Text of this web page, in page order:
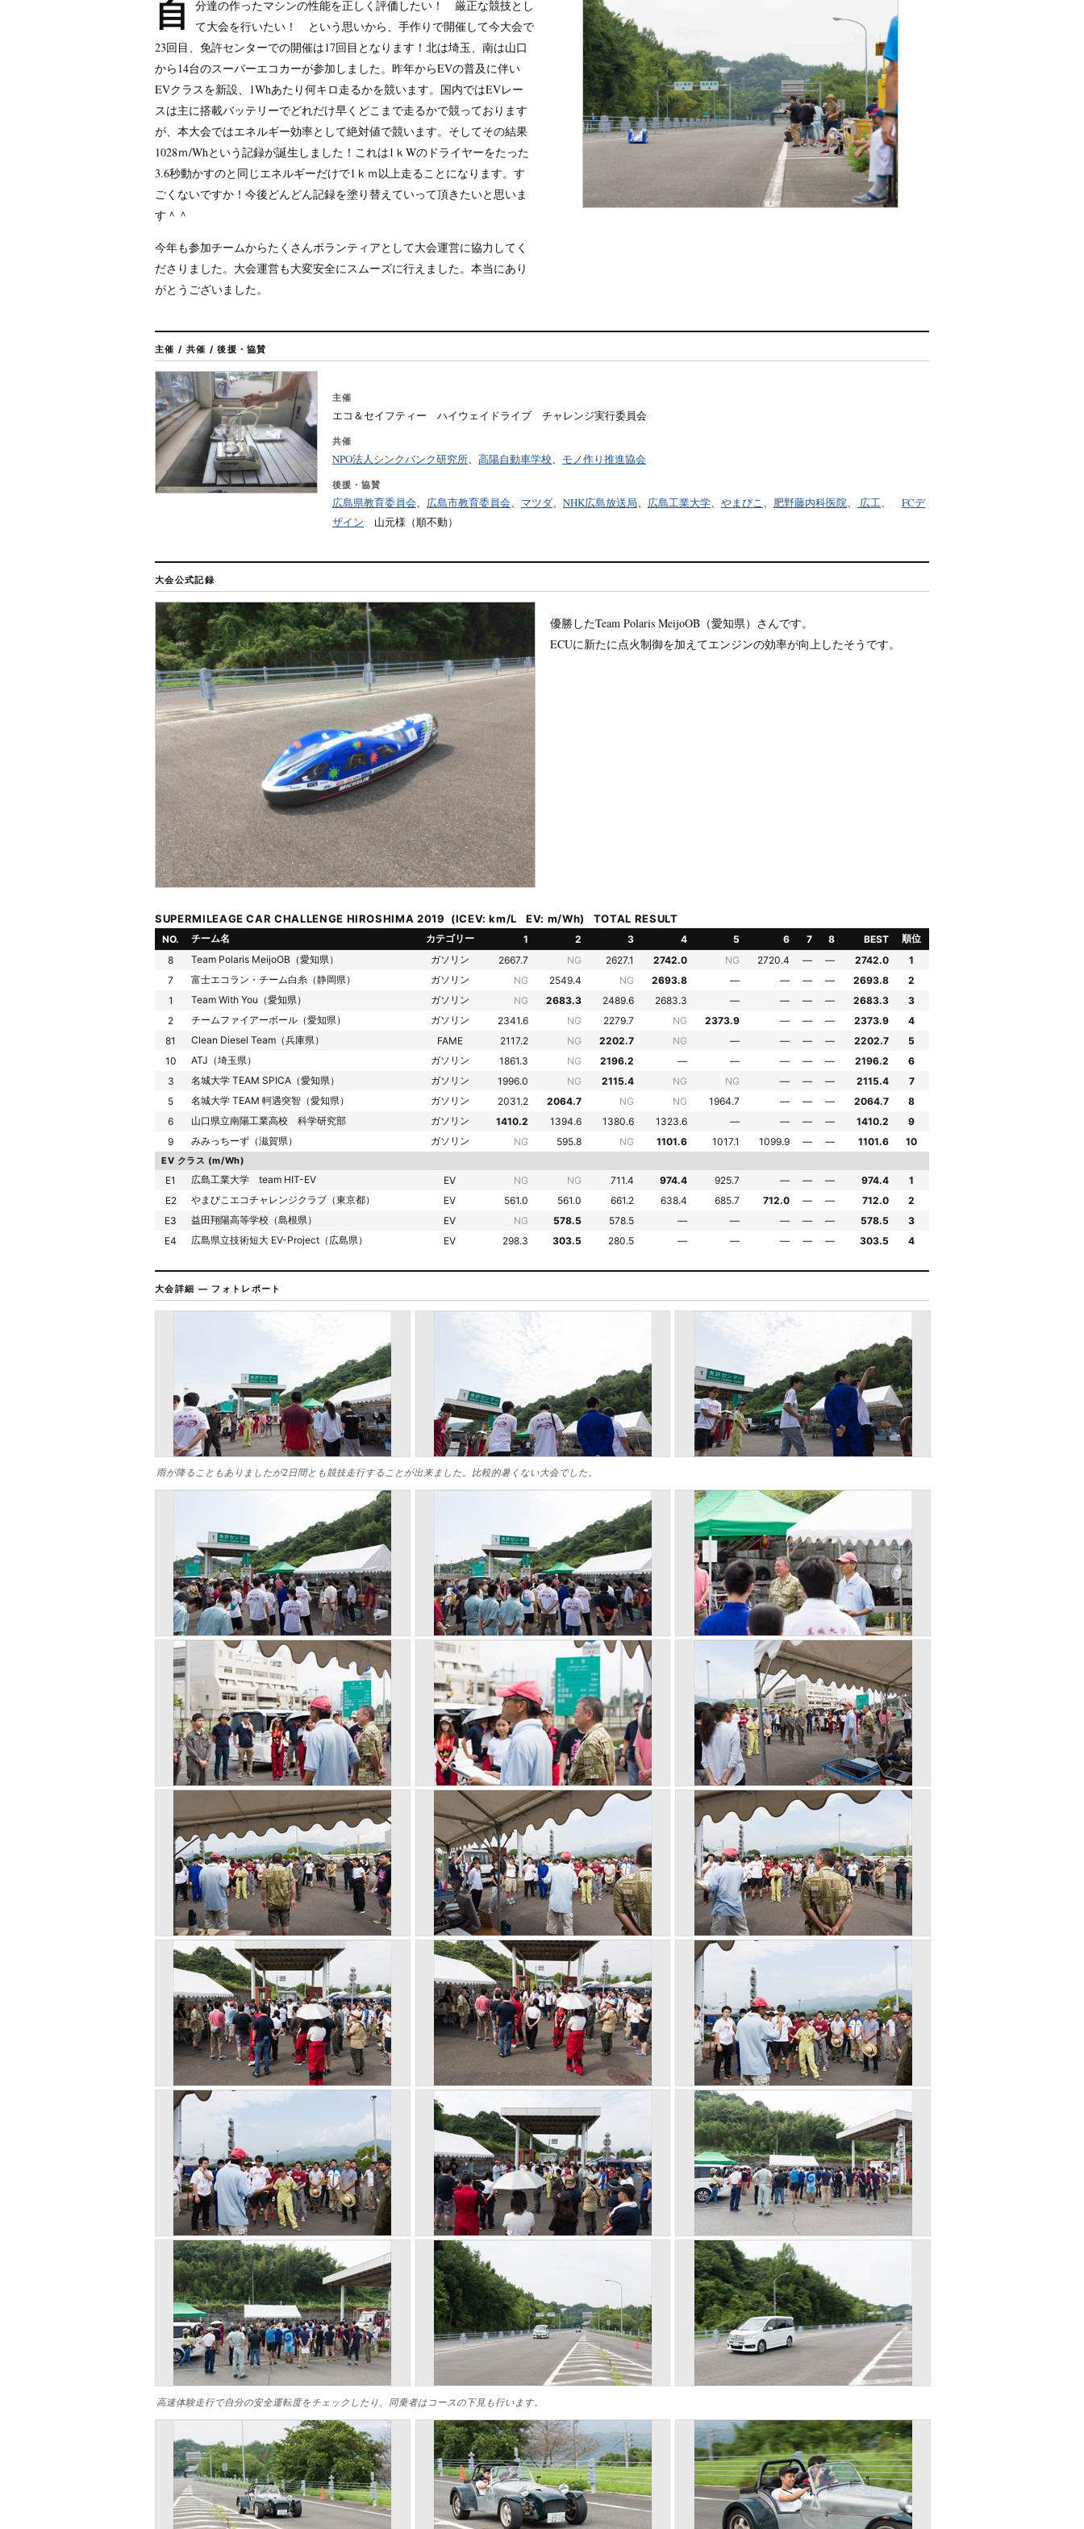
自
分達の作ったマシンの性能を正しく評価したい！ 厳正な競技とし
て大会を行いたい！ という思いから、手作りで開催して今大会で
23回目、免許センターでの開催は17回目となります！北は埼玉、南は山口
から14台のスーパーエコカーが参加しました。昨年からEVの普及に伴い
EVクラスを新設、1Whあたり何キロ走るかを競います。国内ではEVレー
スは主に搭載バッテリーでどれだけ早くどこまで走るかで競っております
が、本大会ではエネルギー効率として絶対値で競います。そしてその結果
1028ｍ/Whという記録が誕生しました！これは1ｋWのドライヤーをたった
3.6秒動かすのと同じエネルギーだけで1ｋｍ以上走ることになります。す
ごくないですか！今後どんどん記録を塗り替えていって頂きたいと思いま
す＾＾
今年も参加チームからたくさんボランティアとして大会運営に協力してく
ださりました。大会運営も大変安全にスムーズに行えました。本当にあり
がとうございました。
主催 / 共催 / 後援・協賛
主催
エコ＆セイフティー ハイウェイドライブ チャレンジ実行委員会
共催
NPO法人シンクバンク研究所、 高陽自動車学校、 モノ作り推進協会
後援・協賛
広島県教育委員会、 広島市教育委員会、 マツダ、 NHK広島放送局、 広島工業大学、 やまびこ 、 肥野藤内科医院、 広工、 FCデ
ザイン 山元様（順不動）
大会公式記録
優勝したTeam Polaris MeijoOB（愛知県）さんです。
ECUに新たに点火制御を加えてエンジンの効率が向上したそうです。
SUPERMILEAGE CAR CHALLENGE HIROSHIMA 2019 (ICEV: km/L EV: m/Wh) TOTAL RESULT
NO. チーム名 カテゴリー 1 2 3 4 5 6 7 8 BEST
順位
8
Team Polaris MeijoOB（愛知県） ガソリン 2667.7 NG 2627.1 2742.0 NG 2720.4 — — 2742.0
1
7
富士エコラン・チーム白糸（静岡県） ガソリン NG 2549.4 NG 2693.8 — — — — 2693.8
2
1
Team With You（愛知県） ガソリン NG 2683.3 2489.6 2683.3 — — — — 2683.3
3
2
チームファイアーボール（愛知県） ガソリン 2341.6 NG 2279.7 NG 2373.9 — — — 2373.9
4
81
Clean Diesel Team（兵庫県） FAME 2117.2 NG 2202.7 NG — — — — 2202.7
5
10
ATJ（埼玉県） ガソリン 1861.3 NG 2196.2 — — — — — 2196.2
6
3
名城大学 TEAM SPICA（愛知県） ガソリン 1996.0 NG 2115.4 NG NG — — — 2115.4
7
5
名城大学 TEAM 軻遇突智（愛知県） ガソリン 2031.2 2064.7 NG NG 1964.7 — — — 2064.7
8
6
山口県立南陽工業高校 科学研究部 ガソリン 1410.2 1394.6 1380.6 1323.6 — — — — 1410.2
9
9
みみっちーず（滋賀県） ガソリン NG 595.8 NG 1101.6 1017.1 1099.9 — — 1101.6 10
EV クラス (m/Wh)
E1 広島工業大学 team HIT-EV EV NG NG 711.4 974.4 925.7 — — — 974.4
1
E2
やまびこエコチャレンジクラブ（東京都） EV 561.0 561.0 661.2 638.4 685.7 712.0 — — 712.0
2
E3
益田翔陽高等学校（島根県） EV NG 578.5 578.5 — — — — — 578.5
3
E4
広島県立技術短大 EV-Project（広島県） EV 298.3 303.5 280.5 — — — — — 303.5 4
大会詳細 — フォトレポート
雨が降ることもありましたが2日間とも競技走行することが出来ました。比較的暑くない大会でした。
高速体験走行で自分の安全運転度をチェックしたり、同乗者はコースの下見も行います。